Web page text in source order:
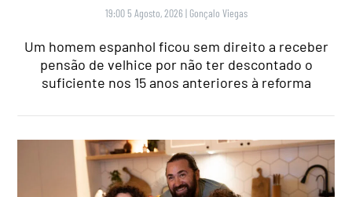
19:00 5 Agosto, 2026 | Gonçalo Viegas
Um homem espanhol ficou sem direito a receber
pensão de velhice por não ter descontado o
suficiente nos 15 anos anteriores à reforma